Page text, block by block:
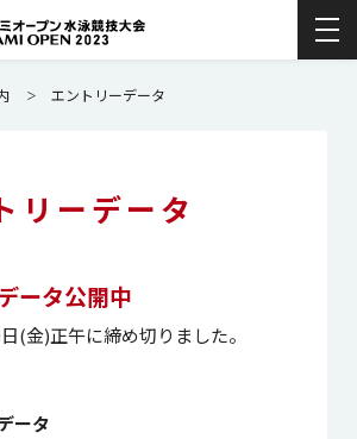
エントリーデータ
リーデータ
ータ公開中
(金)正午に締め切りました。
ータ